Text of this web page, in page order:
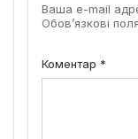
Ваша e-mail
Обов’язкові
Коментар *